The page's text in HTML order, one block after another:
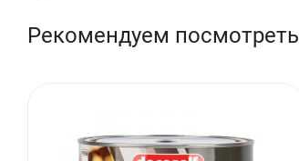
Рекомендуем посмотреть